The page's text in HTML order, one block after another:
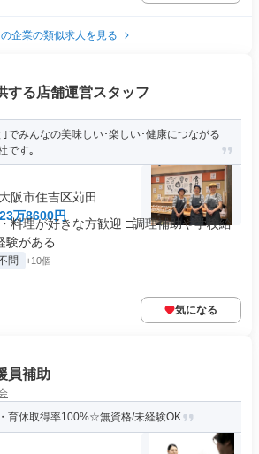
企業の類似求人を見る
する店舗運営スタッフ
でみんなの美味しい･楽しい･健康につながる
です｡
阪市住吉区苅田
万8600円
料理が好きな方歓迎 □調理補助や学校給
がある...
問 +10個
気になる
員補助
育休取得率100%☆無資格/未経験OK